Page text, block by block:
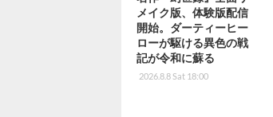
メイク版、体験版配信
開始。ダーティーヒー
ローが駆ける異色の戦
記が令和に蘇る
2026.8.8 Sat 18:00